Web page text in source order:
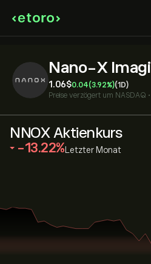
Nano-X
1.06‎$‎0.04(3.92%)(1D)
Preise verzögert um NASDAQ •
NNOX Aktienkurs
‎-13.22‎ Letzter Monat